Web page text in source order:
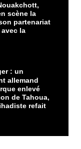
scène la
partenariat
la
: un
allemand
enlevé
de Tahoua,
refait